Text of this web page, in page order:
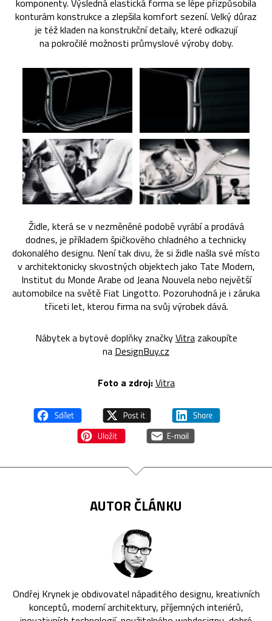
konturám konstrukce a zlepšila komfort sezení. Velký důraz
je též kladen na konstrukční detaily, které odkazují
na pokročilé možnosti průmyslové výroby doby.
Židle, která se v nezměněné podobě vyrábí a prodává
dodnes, je příkladem špičkového chladného a technicky
dokonalého designu. Není tak divu, že si židle našla své místo
v architektonicky skvostných objektech jako Tate Modern,
Institut du Monde Arabe od Jeana Nouvela nebo největší
automobilce na světě Fiat Lingotto. Pozoruhodná je i záruka
třiceti let, kterou firma na svůj výrobek dává.
Nábytek a bytové doplňky značkyVitrazakoupíte
na DesignBuy.cz
Foto a zdroj:Vitra
AUTOR ČLÁNKU
Ondřej Krynek je obdivovatel nápaditého designu, kreativních
konceptů, moderní architektury, příjemných interiérů,